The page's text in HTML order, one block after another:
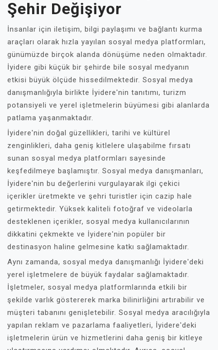
Şehir Değişiyor
İnsanlar için iletişim, bilgi paylaşımı ve bağlantı kurma
araçları olarak hızla yayılan sosyal medya platformları,
günümüzde birçok alanda dönüşüme neden olmaktadır.
İyidere gibi küçük bir şehirde bile sosyal medyanın
etkisi büyük ölçüde hissedilmektedir. Sosyal medya
danışmanlığıyla birlikte İyidere'nin tanıtımı, turizm
potansiyeli ve yerel işletmelerin büyümesi gibi alanlarda
patlama yaşanmaktadır.
İyidere'nin doğal güzellikleri, tarihi ve kültürel
zenginlikleri, daha geniş kitlelere ulaşabilme fırsatı
sunan sosyal medya platformları sayesinde
keşfedilmeye başlamıştır. Sosyal medya danışmanları,
İyidere'nin bu değerlerini vurgulayarak ilgi çekici
içerikler üretmekte ve şehri turistler için cazip hale
getirmektedir. Yüksek kaliteli fotoğraf ve videolarla
desteklenen içerikler, sosyal medya kullanıcılarının
dikkatini çekmekte ve İyidere'nin popüler bir
destinasyon haline gelmesine katkı sağlamaktadır.
Aynı zamanda, sosyal medya danışmanlığı İyidere'deki
yerel işletmelere de büyük faydalar sağlamaktadır.
İşletmeler, sosyal medya platformlarında etkili bir
şekilde varlık göstererek marka bilinirliğini artırabilir ve
müşteri tabanını genişletebilir. Sosyal medya aracılığıyla
yapılan reklam ve pazarlama faaliyetleri, İyidere'deki
işletmelerin ürün ve hizmetlerini daha geniş bir kitleye